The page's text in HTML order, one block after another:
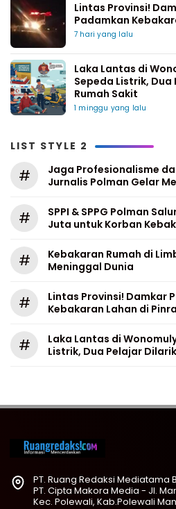
Lintas Provinsi!
Padamkan
7 hari yang lalu
Laka Lantas di
Sepeda Listrik,
Rumah Sakit
1 minggu yang lalu
LIST STYLE 2
#
Jaga Profesionalisme
Jurnalis Polman Gelar
#
SPPI & SPPG Polman
Juta untuk Korban
#
Kebakaran Rumah di
Meninggal Dunia
#
Lintas Provinsi! Damkar
Kebakaran Lahan di
#
Laka Lantas di
Listrik, Dua Pelajar
PT. Ruang Redaksi
PT. Cipta Makora Media - Jl.
Kec. Polewali, Kab.Polewali